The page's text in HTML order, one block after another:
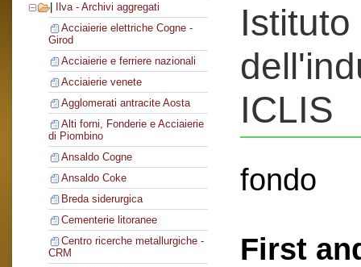
Ilva - Archivi aggregati
Acciaierie elettriche Cogne -
Girod
Acciaierie e ferriere nazionali
Acciaierie venete
Agglomerati antracite Aosta
Alti forni, Fonderie e Acciaierie
di Piombino
Ansaldo Cogne
Ansaldo Coke
Breda siderurgica
Cementerie litoranee
Centro ricerche metallurgiche -
CRM
ICLIS
fondo
First